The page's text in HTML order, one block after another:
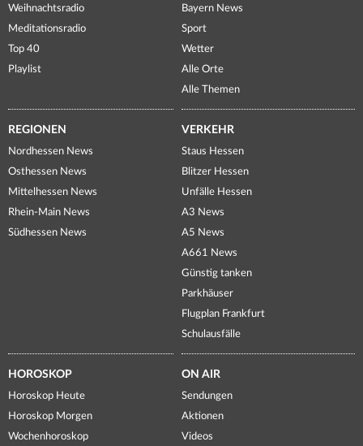
Weihnachtsradio
Meditationsradio
Top 40
Playlist
Bayern News
Sport
Wetter
Alle Orte
Alle Themen
REGIONEN
Nordhessen News
Osthessen News
Mittelhessen News
Rhein-Main News
Südhessen News
VERKEHR
Staus Hessen
Blitzer Hessen
Unfälle Hessen
A3 News
A5 News
A661 News
Günstig tanken
Parkhäuser
Flugplan Frankfurt
Schulausfälle
HOROSKOP
Horoskop Heute
Horoskop Morgen
Wochenhoroskop
ON AIR
Sendungen
Aktionen
Videos